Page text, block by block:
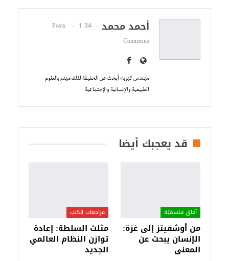
أحمد محمد 34 Posts
1
Comments
مهندس كهرباء أبحث عن الحقيقة لذلك مهتم بالعلوم
الطبيعية والإنسانية والإجتماعية
قد يعجبك أيضا
آفاق فلسفيّة‎
من أوشفيتز إلى غزة:
الإنسان يبحث عن
المعنى
مراجعات الكتب
مثلث السلطة: إعادة
توازن النظام العالمي
الجديد